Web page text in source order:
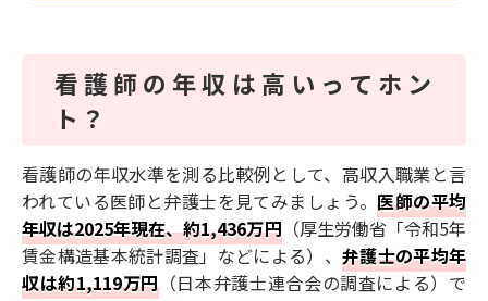
看護師の年収は高いってホン
ト？
看護師の年収水準を測る比較例として、高収入職業と言
われている医師と弁護士を見てみましょう。医師の平均
年収は2025年現在、約1,436万円（厚生労働省「令和5年
賃金構造基本統計調査」などによる）、 弁護士の平均年
収は約1,119万円（日本弁護士連合会の調査による）で